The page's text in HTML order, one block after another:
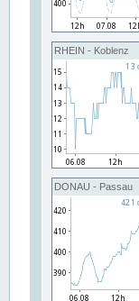
RHEIN - Koblenz
DONAU - Passau